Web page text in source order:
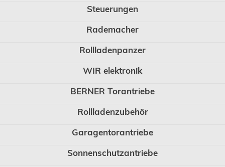
Steuerungen
Rademacher
Rollladenpanzer
WIR elektronik
BERNER Torantriebe
Rollladenzubehör
Garagentorantriebe
Sonnenschutzantriebe